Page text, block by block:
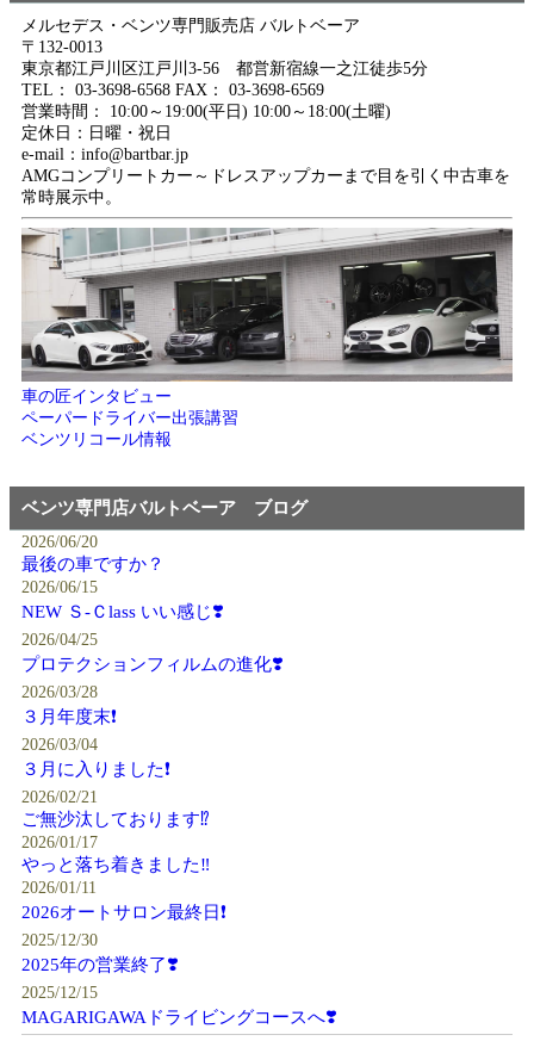
メルセデス・ベンツ専門販売店 バルトベーア
〒132-0013
東京都江戸川区江戸川3-56 都営新宿線一之江徒歩5分
TEL： 03-3698-6568 FAX： 03-3698-6569
営業時間： 10:00～19:00(平日) 10:00～18:00(土曜)
定休日：日曜・祝日
e-mail：info@bartbar.jp
AMGコンプリートカー～ドレスアップカーまで目を引く中古車を
常時展示中。
車の匠インタビュー
ペーパードライバー出張講習
ベンツリコール情報
ベンツ専門店バルトベーア ブログ
2026/06/20
最後の車ですか？
2026/06/15
NEW Ｓ-Ｃlass いい感じ❣️
2026/04/25
プロテクションフィルムの進化❣️
2026/03/28
３月年度末❗️
2026/03/04
３月に入りました❗️
2026/02/21
ご無沙汰しております⁉️
2026/01/17
やっと落ち着きました‼️
2026/01/11
2026オートサロン最終日❗️
2025/12/30
2025年の営業終了❣️
2025/12/15
MAGARIGAWAドライビングコースへ❣️